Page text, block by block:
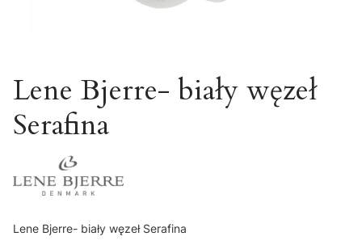
Lene Bjerre- biały węzeł
Serafina
Lene Bjerre- biały węzeł Serafina